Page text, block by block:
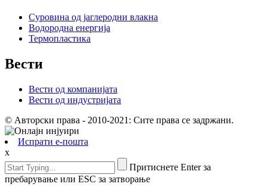
Суровина од јаглеродни влакна
Водородна енергија
Термопластика
Вести
Вести од компанијата
Вести од индустријата
© Авторски права - 2010-2021: Сите права се задржани.
Испрати е-пошта
x
Притиснете Enter за
пребарување или ESC за затворање